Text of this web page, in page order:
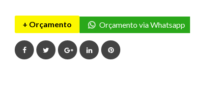
+ Orçamento Orçamento via Whatsapp
FacebookTwitterGoogle+LinkedInPinterest